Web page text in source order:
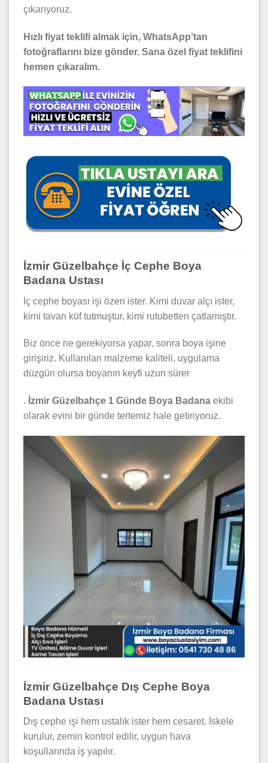
çıkarıyoruz.
Hızlı fiyat teklifi almak için, WhatsApp’tan
fotoğraflarını bize gönder. Sana özel fiyat teklifini
hemen çıkaralım.
İzmir Güzelbahçe İç Cephe Boya
Badana Ustası
İç cephe boyası işi özen ister. Kimi duvar alçı ister,
kimi tavan küf tutmuştur, kimi rutubetten çatlamıştır.
Biz önce ne gerekiyorsa yapar, sonra boya işine
girişiriz. Kullanılan malzeme kaliteli, uygulama
düzgün olursa boyanın keyfi uzun sürer
. İzmir Güzelbahçe 1 Günde Boya Badana ekibi
olarak evini bir günde tertemiz hale getiriyoruz.
İzmir Güzelbahçe Dış Cephe Boya
Badana Ustası
Dış cephe işi hem ustalık ister hem cesaret. İskele
kurulur, zemin kontrol edilir, uygun hava
koşullarında iş yapılır.